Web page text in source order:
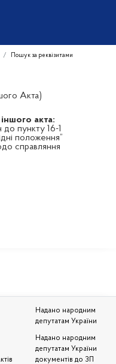
Пошук за реквізитами
Акта)
акта:
до пункту 16-1
положення”
справляння
Надано народним
депутатам України
Надано народним
депутатам України
документів до ЗП